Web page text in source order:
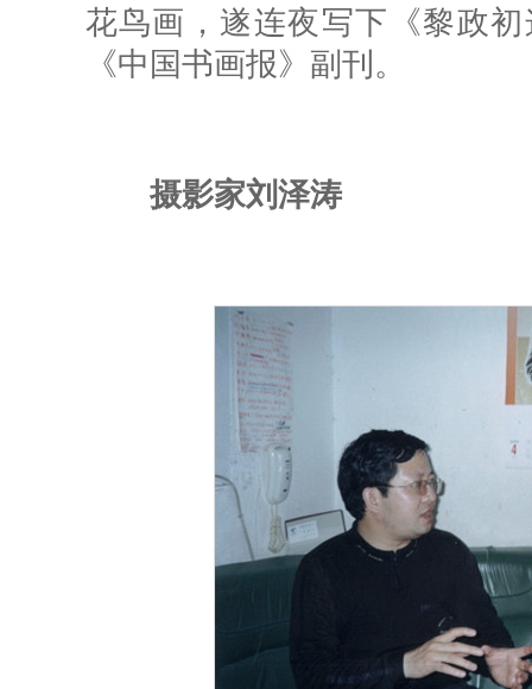
花鸟画，遂连夜写下《黎政
《中国书画报》副刊。
摄影家刘泽涛